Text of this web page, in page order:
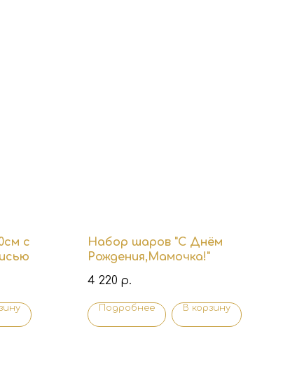
с
Набор шаров "С Днём
Рождения,Мамочка!"
4 220 р.
Подробнее В корзину